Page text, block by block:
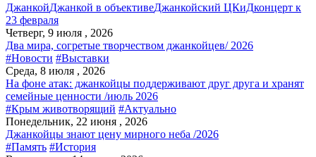
ДжанкойДжанкой в объективеДжанкойский ЦКиДконцерт к
23 февраля
Четверг, 9 июля , 2026
Два мира, согретые творчеством джанкойцев/ 2026
#Новости #Выставки
Среда, 8 июля , 2026
На фоне атак: джанкойцы поддерживают друг друга и хранят
семейные ценности /июль 2026
#Крым животворящий #Актуально
Понедельник, 22 июня , 2026
Джанкойцы знают цену мирного неба /2026
#Память #История